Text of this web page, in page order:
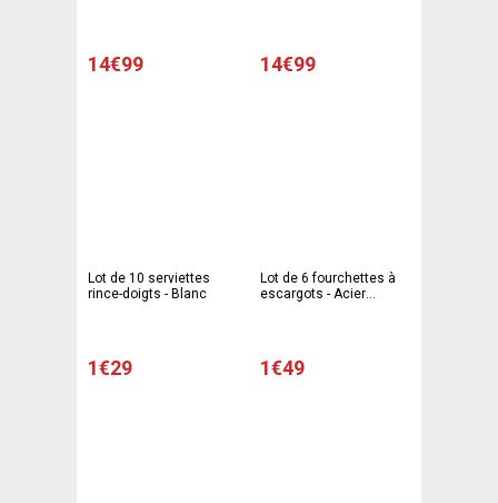
14€99 14€99
Lot de 10 serviettes
rince-doigts - Blanc
1€29
Lot de 6 fourchettes à
escargots - Acier
1€49